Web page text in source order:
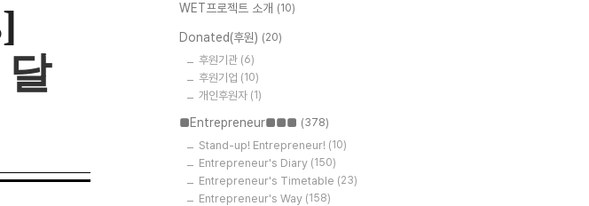
달
WET프로젝트 소개 (10)
Donated(후원) (20)
후원기관 (6)
후원기업 (10)
개인후원자 (1)
■Entrepreneur■■■ (378)
Stand-up! Entrepreneur! (10)
Entrepreneur's Diary (150)
Entrepreneur's Timetable (23)
Entrepreneur's Way (158)